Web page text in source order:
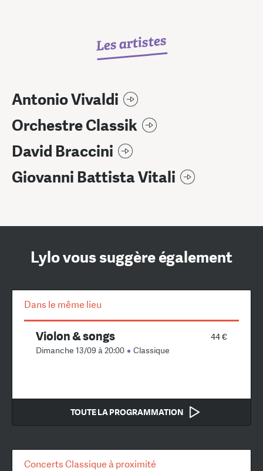
Les artistes
Antonio Vivaldi
Orchestre Classik
David Braccini
Giovanni Battista Vitali
Lylo vous suggère également
Dans le même lieu
44 €
Violon & songs
Dimanche 13/09 à 20:00 Classique
TOUTE LA PROGRAMMATION
Concerts Classique à proximité